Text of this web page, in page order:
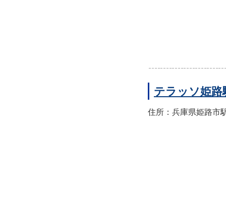
テラッソ姫路
住所：兵庫県姫路市